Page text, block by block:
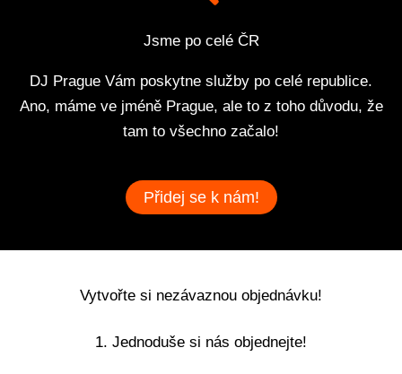
Jsme po celé ČR
DJ Prague Vám poskytne služby po celé republice.
Ano, máme ve jméně Prague, ale to z toho důvodu, že
tam to všechno začalo!
Přidej se k nám!
Vytvořte si nezávaznou objednávku!
1. Jednoduše si nás objednejte!​